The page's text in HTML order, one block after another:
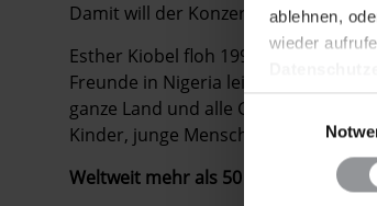
ablehnen,
wieder
Damit will der Konzern verhindern,
Esther Kiobel floh 1996 aus Nigeria
Freunde in Nigeria leiden nach wie
ganze Land und alle Gewässer, die
Kinder, junge Menschen und die
Weltweit mehr als 50 Klagen gegen